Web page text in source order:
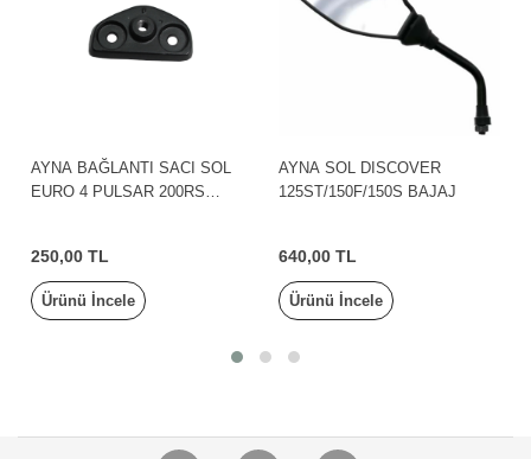
AYNA BAĞLANTI SACI SOL
EURO 4 PULSAR 200RS
250,00 TL
Ürünü İncele
AYNA SOL DISCOVER
125ST/150F/150S BAJAJ
640,00 TL
Ürünü İncele